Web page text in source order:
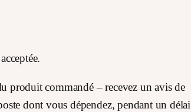
produit commandé – recevez un avis de
dont vous dépendez, pendant un délai